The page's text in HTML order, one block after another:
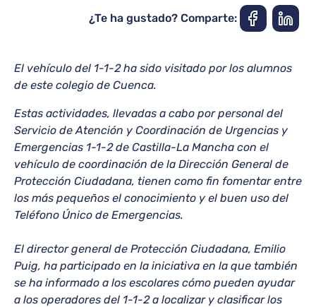
¿Te ha gustado? Comparte:
El vehículo del 1-1-2 ha sido visitado por los alumnos
de este colegio de Cuenca.
Estas actividades, llevadas a cabo por personal del
Servicio de Atención y Coordinación de Urgencias y
Emergencias 1-1-2 de Castilla-La Mancha con el
vehículo de coordinación de la Dirección General de
Protección Ciudadana, tienen como fin fomentar entre
los más pequeños el conocimiento y el buen uso del
Teléfono Único de Emergencias.
El director general de Protección Ciudadana, Emilio
Puig, ha participado en la iniciativa en la que también
se ha informado a los escolares cómo pueden ayudar
a los operadores del 1-1-2 a localizar y clasificar los